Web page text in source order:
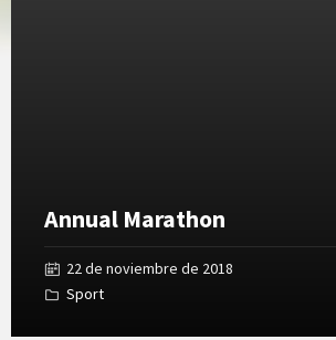
Annual Marathon
22 de noviembre de 2018
Sport